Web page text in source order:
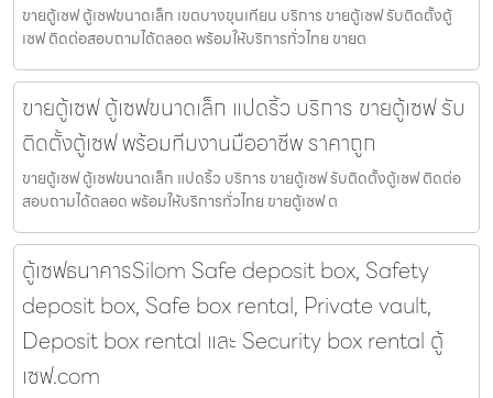
ขายตู้เซฟ ตู้เซฟขนาดเล็ก เขตบางขุนเทียน บริการ ขายตู้เซฟ รับติดตั้งตู้
เซฟ ติดต่อสอบถามได้ตลอด พร้อมให้บริการทั่วไทย ขายต
ขายตู้เซฟ ตู้เซฟขนาดเล็ก แปดริ้ว บริการ ขายตู้เซฟ รับ
ติดตั้งตู้เซฟ พร้อมทีมงานมืออาชีพ ราคาถูก
ขายตู้เซฟ ตู้เซฟขนาดเล็ก แปดริ้ว บริการ ขายตู้เซฟ รับติดตั้งตู้เซฟ ติดต่อ
สอบถามได้ตลอด พร้อมให้บริการทั่วไทย ขายตู้เซฟ ต
ตู้เซฟธนาคารSilom Safe deposit box, Safety
deposit box, Safe box rental, Private vault,
Deposit box rental และ Security box rental ตู้
เซฟ.com